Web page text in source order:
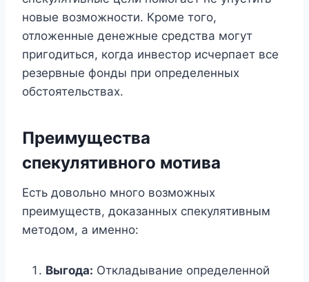
новые возможности. Кроме того,
отложенные денежные средства могут
пригодиться, когда инвестор исчерпает все
резервные фонды при определенных
обстоятельствах.
Преимущества
спекулятивного мотива
Есть довольно много возможных
преимуществ, доказанных спекулятивным
методом, а именно:
Выгода: Откладывание определенной